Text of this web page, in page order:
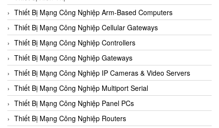
Thiết Bị Mạng Công Nghiệp Arm-Based Computers
Thiết Bị Mạng Công Nghiệp Cellular Gateways
Thiết Bị Mạng Công Nghiệp Controllers
Thiết Bị Mạng Công Nghiệp Gateways
Thiết Bị Mạng Công Nghiệp IP Cameras & Video Servers
Thiết Bị Mạng Công Nghiệp Multiport Serial
Thiết Bị Mạng Công Nghiệp Panel PCs
Thiết Bị Mạng Công Nghiệp Routers